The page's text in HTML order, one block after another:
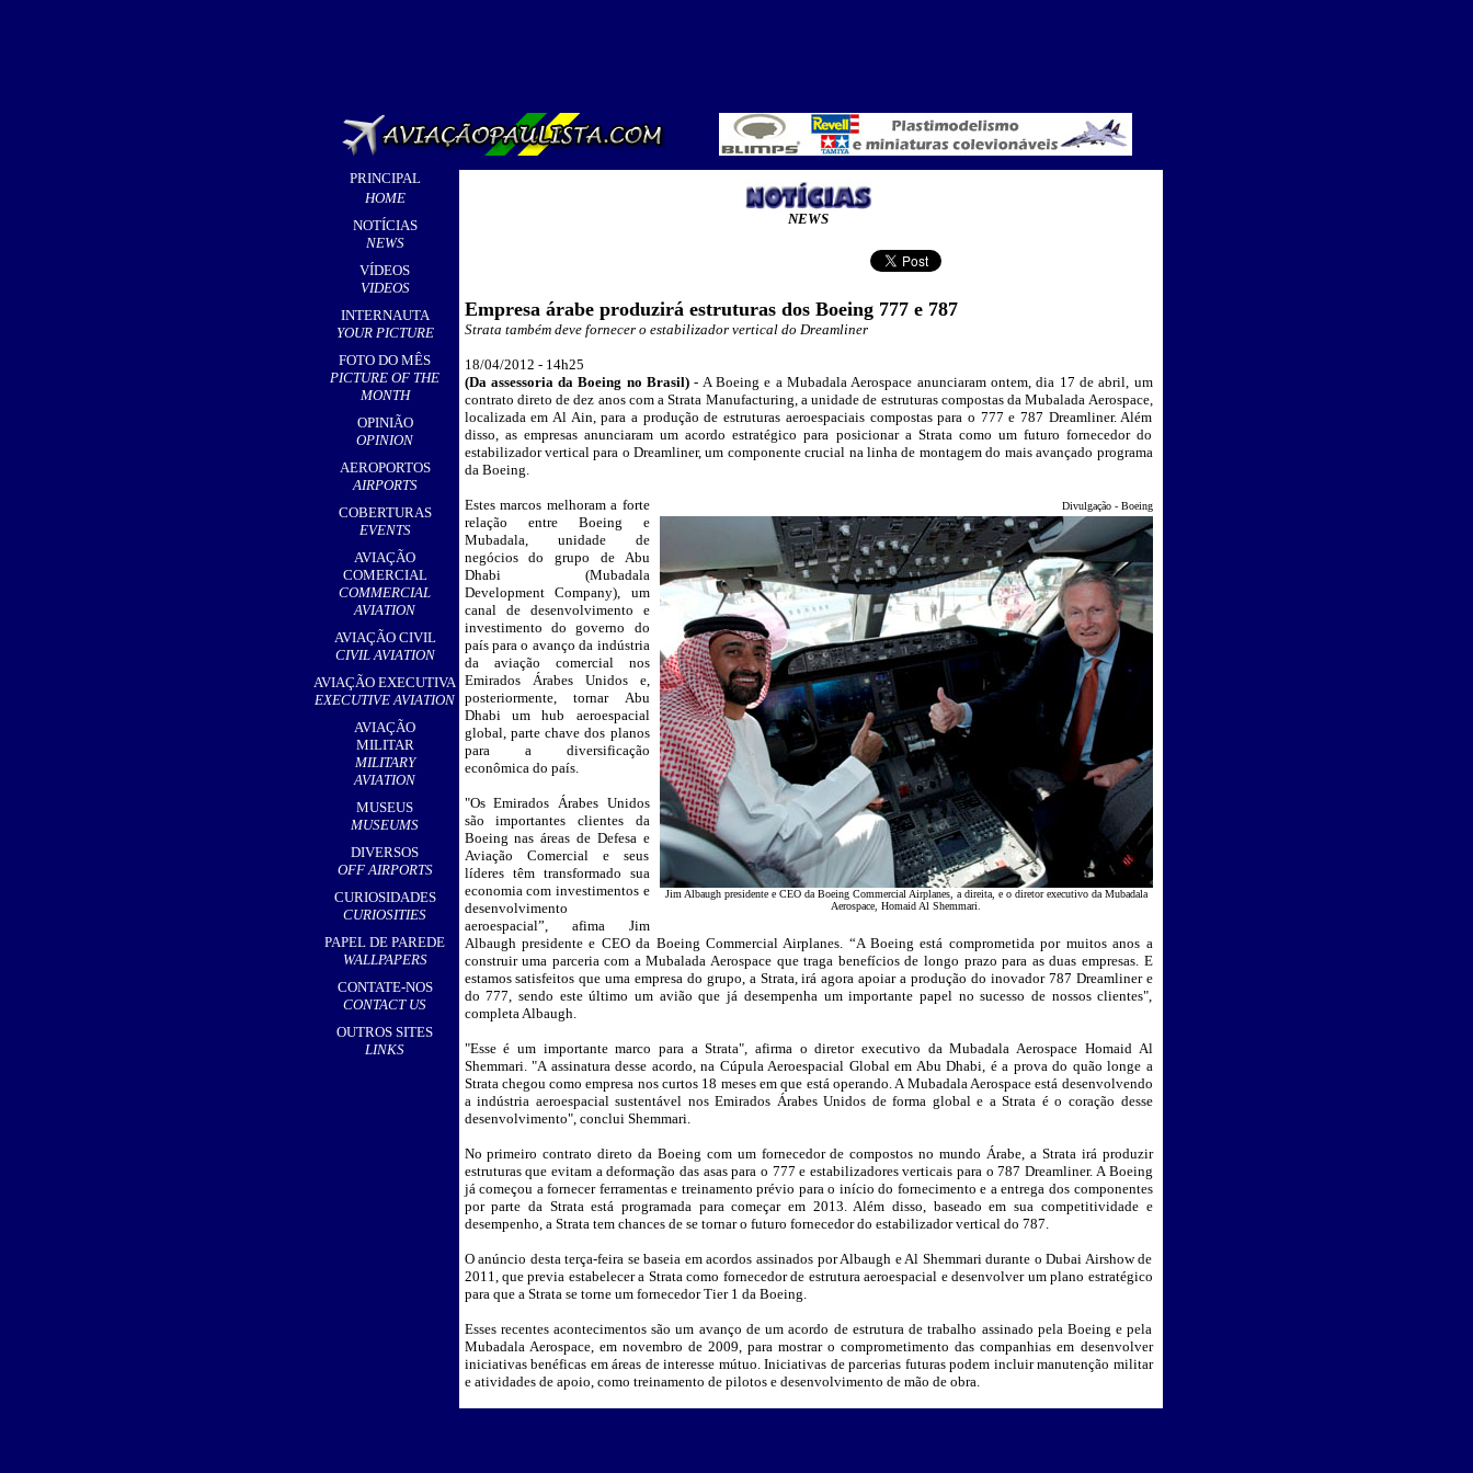
PRINCIPAL
HOME
NOTÍCIAS
NEWS
VÍDEOS
VIDEOS
INTERNAUTA
YOUR PICTURE
FOTO DO MÊS
PICTURE OF THE
MONTH
OPINIÃO
OPINION
AEROPORTOS
AIRPORTS
,
COBERTURAS
EVENTS
AVIAÇÃO
COMERCIAL
COMMERCIAL
AVIATION
AVIAÇÃO CIVIL
CIVIL AVIATION
AVIAÇÃO EXECUTIVA
EXECUTIVE AVIATION
AVIAÇÃO
MILITAR
MILITARY
AVIATION
MUSEUS
MUSEUMS
DIVERSOS
OFF AIRPORTS
CURIOSIDADES
CURIOSITIES
PAPEL DE PAREDE
WALLPAPERS
CONTATE-NOS
CONTACT US
OUTROS SITES
LINKS
NEWS
Empresa árabe produzirá estruturas dos Boeing 777 e 787
Strata também deve fornecer o estabilizador vertical do Dreamliner
18/04/2012 - 14h25
(Da assessoria da Boeing no Brasil) - A Boeing e a Mubadala Aerospace anunciaram ontem, dia 17 de abril, um
contrato direto de dez anos com a Strata Manufacturing, a unidade de estruturas compostas da Mubalada Aerospace,
localizada em Al Ain, para a produção de estruturas aeroespaciais compostas para o 777 e 787 Dreamliner. Além
disso, as empresas anunciaram um acordo estratégico para posicionar a Strata como um futuro fornecedor do
estabilizador vertical para o Dreamliner, um componente crucial na linha de montagem do mais avançado programa
da Boeing.
_ Divulgação - Boeing
Jim Albaugh presidente e CEO da Boeing Commercial Airplanes, a direita, e o diretor executivo da Mubadala
Aerospace, Homaid Al Shemmari.
Estes marcos melhoram a forte
relação entre Boeing e
Mubadala, unidade de
negócios do grupo de Abu
Dhabi (Mubadala
Development Company), um
canal de desenvolvimento e
investimento do governo do
país para o avanço da indústria
da aviação comercial nos
Emirados Árabes Unidos e,
posteriormente, tornar Abu
Dhabi um hub aeroespacial
global, parte chave dos planos
para a diversificação
econômica do país.
"Os Emirados Árabes Unidos
são importantes clientes da
Boeing nas áreas de Defesa e
Aviação Comercial e seus
líderes têm transformado sua
economia com investimentos e
desenvolvimento
aeroespacial”, afima Jim
Albaugh presidente e CEO da Boeing Commercial Airplanes. “A Boeing está comprometida por muitos anos a
construir uma parceria com a Mubalada Aerospace que traga benefícios de longo prazo para as duas empresas. E
estamos satisfeitos que uma empresa do grupo, a Strata, irá agora apoiar a produção do inovador 787 Dreamliner e
do 777, sendo este último um avião que já desempenha um importante papel no sucesso de nossos clientes",
completa Albaugh.
"Esse é um importante marco para a Strata", afirma o diretor executivo da Mubadala Aerospace Homaid Al
Shemmari. "A assinatura desse acordo, na Cúpula Aeroespacial Global em Abu Dhabi, é a prova do quão longe a
Strata chegou como empresa nos curtos 18 meses em que está operando. A Mubadala Aerospace está desenvolvendo
a indústria aeroespacial sustentável nos Emirados Árabes Unidos de forma global e a Strata é o coração desse
desenvolvimento", conclui Shemmari.
No primeiro contrato direto da Boeing com um fornecedor de compostos no mundo Árabe, a Strata irá produzir
estruturas que evitam a deformação das asas para o 777 e estabilizadores verticais para o 787 Dreamliner. A Boeing
já começou a fornecer ferramentas e treinamento prévio para o início do fornecimento e a entrega dos componentes
por parte da Strata está programada para começar em 2013. Além disso, baseado em sua competitividade e
desempenho, a Strata tem chances de se tornar o futuro fornecedor do estabilizador vertical do 787.
O anúncio desta terça-feira se baseia em acordos assinados por Albaugh e Al Shemmari durante o Dubai Airshow de
2011, que previa estabelecer a Strata como fornecedor de estrutura aeroespacial e desenvolver um plano estratégico
para que a Strata se torne um fornecedor Tier 1 da Boeing.
Esses recentes acontecimentos são um avanço de um acordo de estrutura de trabalho assinado pela Boeing e pela
Mubadala Aerospace, em novembro de 2009, para mostrar o comprometimento das companhias em desenvolver
iniciativas benéficas em áreas de interesse mútuo. Iniciativas de parcerias futuras podem incluir manutenção militar
e atividades de apoio, como treinamento de pilotos e desenvolvimento de mão de obra.